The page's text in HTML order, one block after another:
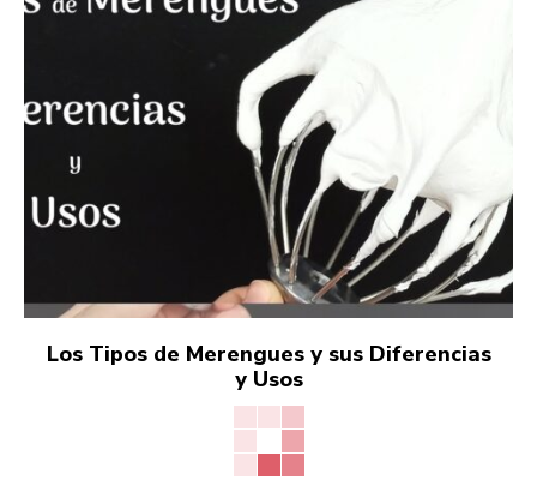
Los Tipos de Merengues y sus Diferencias
y Usos